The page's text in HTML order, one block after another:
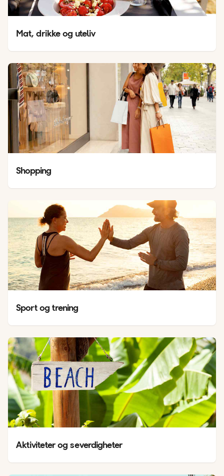
Mat, drikke og uteliv
Shopping
Sport og trening
Aktiviteter og severdigheter